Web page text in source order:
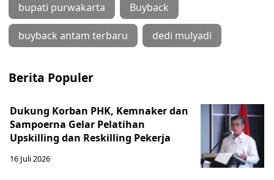
bupati purwakarta Buyback
buyback antam terbaru dedi mulyadi
Berita Populer
Dukung Korban PHK, Kemnaker dan
Sampoerna Gelar Pelatihan
Upskilling dan Reskilling Pekerja
16 Juli 2026